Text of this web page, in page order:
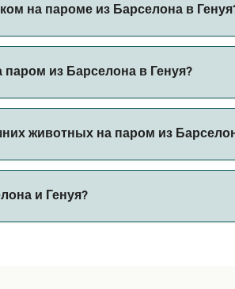
на пароме из Барселона в
из Барселона в Генуя?
животных на паром из
парома. В настоящее время
и Генуя?